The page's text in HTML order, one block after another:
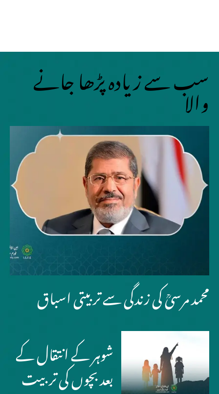
سب سے زیادہ پڑھا جانے
والا
محمد مرسیؒ کی زندگی سے تربیتی اسباق
شوہر کے انتقال کے
بعد بچوں کی تربیت